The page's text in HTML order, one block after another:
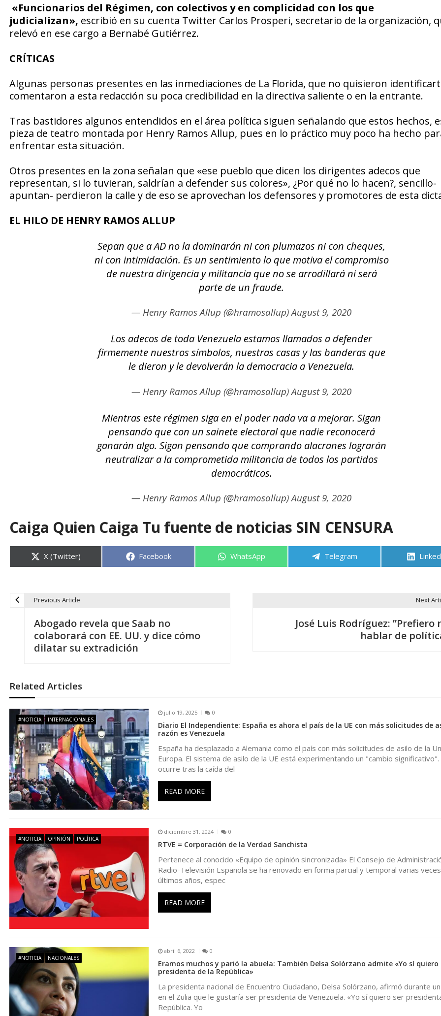
«Funcionarios del Régimen, con colectivos y en complicidad con los que
judicializan», escribió en su cuenta Twitter Carlos Prosperi, secretario de la organización,
relevó en ese cargo a Bernabé Gutiérrez.
CRÍTICAS
Algunas personas presentes en las inmediaciones de La Florida, que no quisieron
comentaron a esta redacción su poca credibilidad en la directiva saliente o en la entrante.
Tras bastidores algunos entendidos en el área política siguen señalando que estos hechos,
pieza de teatro montada por Henry Ramos Allup, pues en lo práctico muy poco ha hecho
enfrentar esta situación.
Otros presentes en la zona señalan que «ese pueblo que dicen los dirigentes adecos que
representan, si lo tuvieran, saldrían a defender sus colores», ¿Por qué no lo hacen?, sencillo-
apuntan- perdieron la calle y de eso se aprovechan los defensores y promotores de esta
EL HILO DE HENRY RAMOS ALLUP
Sepan que a AD no la dominarán ni con plumazos ni con cheques,
ni con intimidación. Es un sentimiento lo que motiva el compromiso
de nuestra dirigencia y militancia que no se arrodillará ni será
parte de un fraude.
— Henry Ramos Allup (@hramosallup)August 9, 2020
Los adecos de toda Venezuela estamos llamados a defender
firmemente nuestros símbolos, nuestras casas y las banderas que
le dieron y le devolverán la democracia a Venezuela.
— Henry Ramos Allup (@hramosallup)August 9, 2020
Mientras este régimen siga en el poder nada va a mejorar. Sigan
pensando que con un sainete electoral que nadie reconocerá
ganarán algo. Sigan pensando que comprando alacranes lograrán
neutralizar a la comprometida militancia de todos los partidos
democráticos.
— Henry Ramos Allup (@hramosallup)August 9, 2020
Caiga Quien Caiga Tu fuente de noticias SIN CENSURA
Compartir
en
X (Twitter) Compartir
Facebook Compartir
WhatsApp Compartir
Telegram
e
g
a
c
i
ó
n
d
e
e
n
t
r
a
Previous Article
Abogado revela que Saab no
colaborará con EE. UU. y dice cómo
dilatar su extradición
Next
José Luis Rodríguez: ”Prefiero
hablar de
Related Articles
#NOTICIA INTERNACIONALES
julio 19, 2025 0
Diario El Independiente: España es ahora el país de la UE con más solicitudes de
razón es Venezuela
España ha desplazado a Alemania como el país con más solicitudes de asilo de la
Europa. El sistema de asilo de la UE está experimentando un "cambio significativo".
ocurre tras la caída del
READ MORE
#NOTICIA OPINIÓN POLÍTICA
diciembre 31, 2024 0
RTVE = Corporación de la Verdad Sanchista
Pertenece al conocido «Equipo de opinión sincronizada» El Consejo de
Radio-Televisión Española se ha renovado en forma parcial y temporal varias
últimos años, espec
READ MORE
#NOTICIA NACIONALES
abril 6, 2022 0
Eramos muchos y parió la abuela: También Delsa Solórzano admite «Yo sí quiero
presidenta de la República»
La presidenta nacional de Encuentro Ciudadano, Delsa Solórzano, afirmó durante
en el Zulia que le gustaría ser presidenta de Venezuela. «Yo sí quiero ser
República. Yo